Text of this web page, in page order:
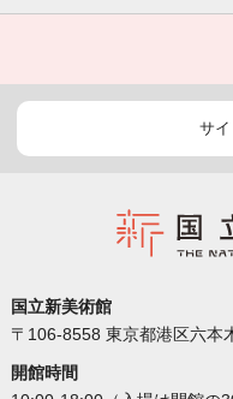
サイ
国立新美術館
〒106-8558 東京都港区六本
開館時間